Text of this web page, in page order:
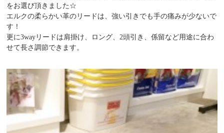
をお選び頂きました☆
エルクの柔らかい革のリードは、強い引きでも手の痛みが少ないで
す！
更に3wayリードは肩掛け、ロング、2頭引き、係留など用途に合わ
せて長さ調節できます。